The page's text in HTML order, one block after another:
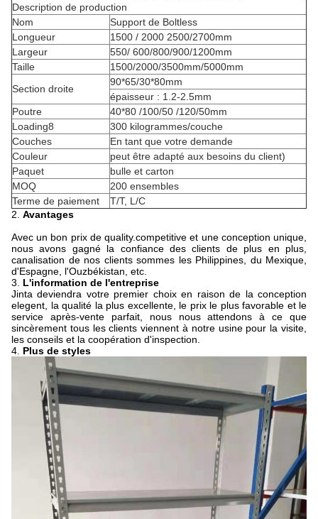
Description de production
Nom
Support de Boltless
Longueur
1500 / 2000 2500/2700mm
Largeur
550/ 600/800/900/1200mm
Taille
1500/2000/3500mm/5000mm
Section droite
90*65/30*80mm
épaisseur : 1.2-2.5mm
Poutre
40*80 /100/50 /120/50mm
Loading8
300 kilogrammes/couche
Couches
En tant que votre demande
Couleur
peut être adapté aux besoins du client)
Paquet
bulle et carton
MOQ
200 ensembles
Terme de paiement
T/T, L/C
2. Avantages
Avec un bon prix de quality.competitive et une conception unique,
nous avons gagné la confiance des clients de plus en plus,
canalisation de nos clients sommes les Philippines, du Mexique,
d'Espagne, l'Ouzbékistan, etc.
3. L'information de l'entreprise
Jinta deviendra votre premier choix en raison de la conception
elegent, la qualité la plus excellente, le prix le plus favorable et le
service après-vente parfait, nous nous attendons à ce que
sincèrement tous les clients viennent à notre usine pour la visite,
les conseils et la coopération d'inspection.
4. Plus de styles